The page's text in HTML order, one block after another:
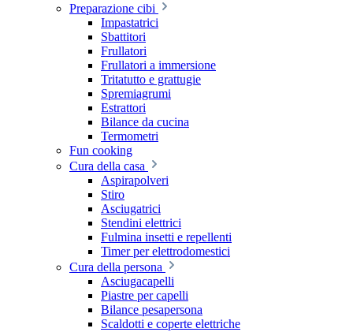
Preparazione cibi
Impastatrici
Sbattitori
Frullatori
Frullatori a immersione
Tritatutto e grattugie
Spremiagrumi
Estrattori
Bilance da cucina
Termometri
Fun cooking
Cura della casa
Aspirapolveri
Stiro
Asciugatrici
Stendini elettrici
Fulmina insetti e repellenti
Timer per elettrodomestici
Cura della persona
Asciugacapelli
Piastre per capelli
Bilance pesapersona
Scaldotti e coperte elettriche